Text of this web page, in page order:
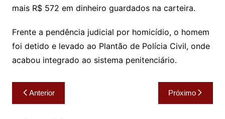
mais R$ 572 em dinheiro guardados na carteira.
Frente a pendência judicial por homicídio, o homem
foi detido e levado ao Plantão de Polícia Civil, onde
acabou integrado ao sistema penitenciário.
Navegação
de
Anterior Próximo